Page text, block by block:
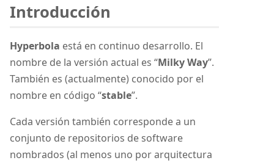
Introducción
Hyperbola está en continuo desarrollo. El
nombre de la versión actual es “Milky Way”.
También es (actualmente) conocido por el
nombre en código “stable”.
Cada versión también corresponde a un
conjunto de repositorios de software
nombrados (al menos uno por arquitectura